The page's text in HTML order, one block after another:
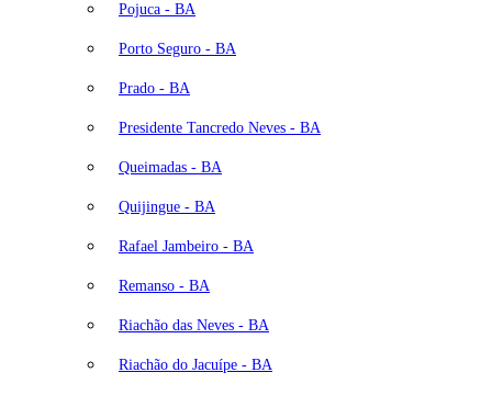
Pojuca - BA
Porto Seguro - BA
Prado - BA
Presidente Tancredo Neves - BA
Queimadas - BA
Quijingue - BA
Rafael Jambeiro - BA
Remanso - BA
Riachão das Neves - BA
Riachão do Jacuípe - BA